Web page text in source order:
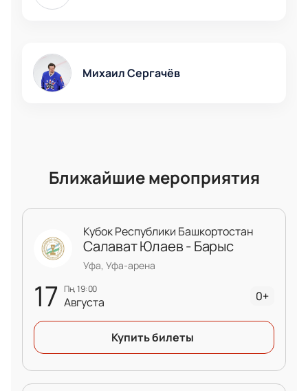
Михаил Сергачёв
Ближайшие мероприятия
17 пн, 19:00
Августа
Кубок Республики Башкортостан
Салават Юлаев - Барыс
Уфа, Уфа-арена
0+
Купить билеты